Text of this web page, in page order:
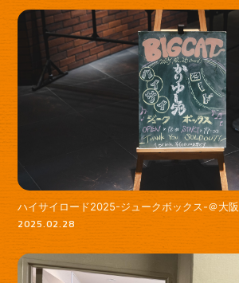
ハイサイロード2025-ジュークボックス-＠大阪
2025.02.28